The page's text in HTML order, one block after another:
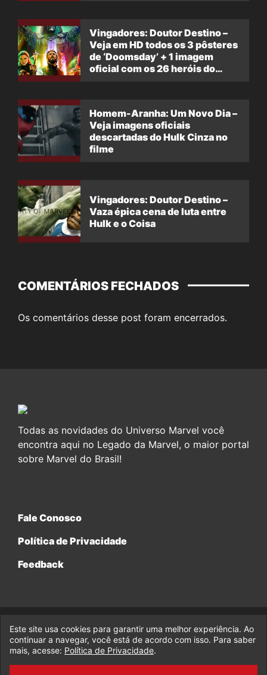
Vingadores: Doutor Destino –
Veja em HD todos os 3 pôsteres
de ‘Doomsday’ + 1 imagem
oficial com os 26 heróis do
Homem-Aranha: Um Novo Dia –
Veja imagens oficiais
descartadas do Hulk Cinza no
filme
Vingadores: Doutor Destino –
Vaza épica cena de luta entre
Hulk e o Coisa
COMENTÁRIOS FECHADOS
Os comentários desse post foram encerrados.
Todas as novidades do Universo Marvel você
encontra aqui no Legado da Marvel, o maior portal
sobre Marvel do Brasil!
Fale Conosco
Política de Privacidade
Feedback
© 2017-2026 Legado da Marvel, uma empresa da Legado
Enterprises.
fabiolobo
Este site usa cookies para garantir uma melhor experiência. Ao
continuar a navegar, você está de acordo com isso. Para saber
mais, acesse: Política de Privacidade.